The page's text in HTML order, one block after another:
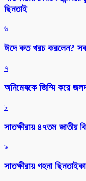
ছিনতাই
৬
ঈদে কত খরচ করলেন? সব
৭
অনিমেষকে জিম্মি করে
৮
সাতক্ষীরায় ৪৭তম জাতীয়
৯
সাতক্ষীরায় গহনা